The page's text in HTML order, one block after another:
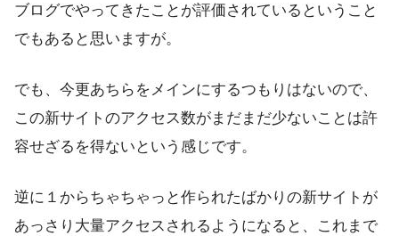
ブログでやってきたことが評価されているということ
でもあると思いますが。
でも、今更あちらをメインにするつもりはないので、
この新サイトのアクセス数がまだまだ少ないことは許
容せざるを得ないという感じです。
逆に１からちゃちゃっと作られたばかりの新サイトが
あっさり大量アクセスされるようになると、これまで